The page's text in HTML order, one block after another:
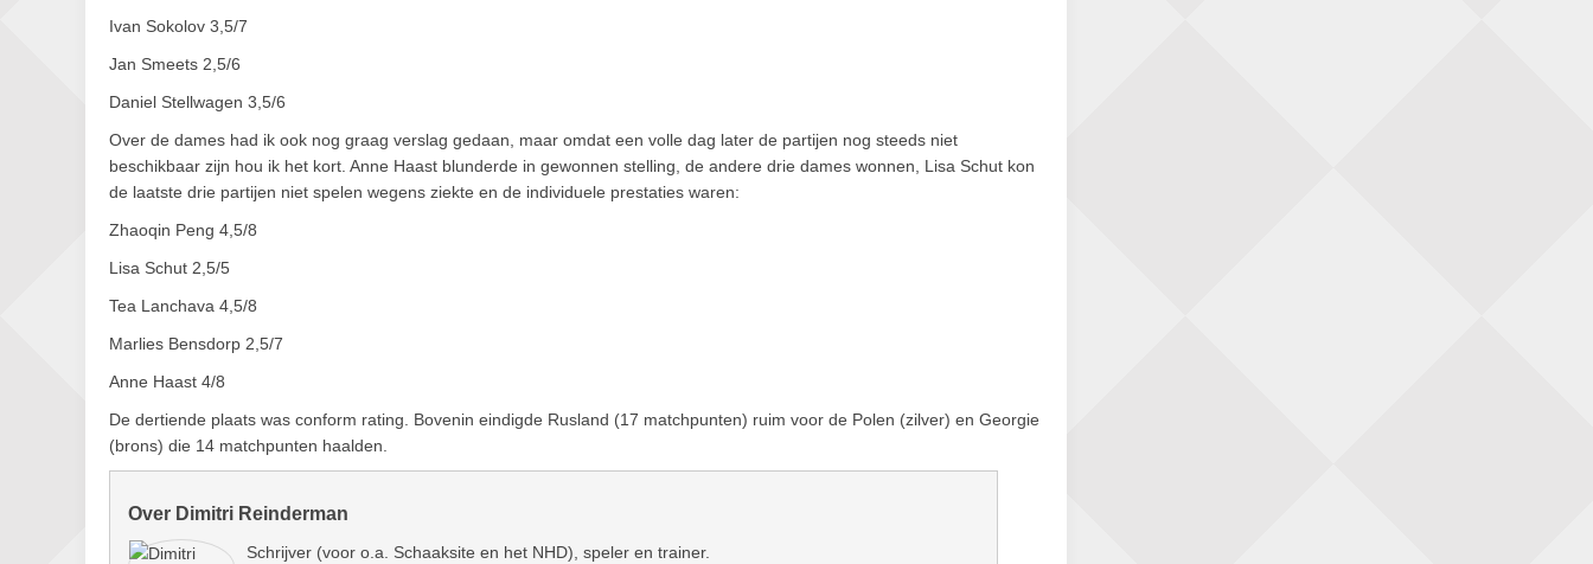
Ivan Sokolov 3,5/7
Jan Smeets 2,5/6
Daniel Stellwagen 3,5/6
Over de dames had ik ook nog graag verslag gedaan, maar omdat een volle dag later de partijen nog steeds niet
beschikbaar zijn hou ik het kort. Anne Haast blunderde in gewonnen stelling, de andere drie dames wonnen, Lisa Schut kon
de laatste drie partijen niet spelen wegens ziekte en de individuele prestaties waren:
Zhaoqin Peng 4,5/8
Lisa Schut 2,5/5
Tea Lanchava 4,5/8
Marlies Bensdorp 2,5/7
Anne Haast 4/8
De dertiende plaats was conform rating. Bovenin eindigde Rusland (17 matchpunten) ruim voor de Polen (zilver) en Georgie
(brons) die 14 matchpunten haalden.
Over Dimitri Reinderman
Schrijver (voor o.a. Schaaksite en het NHD), speler en trainer.